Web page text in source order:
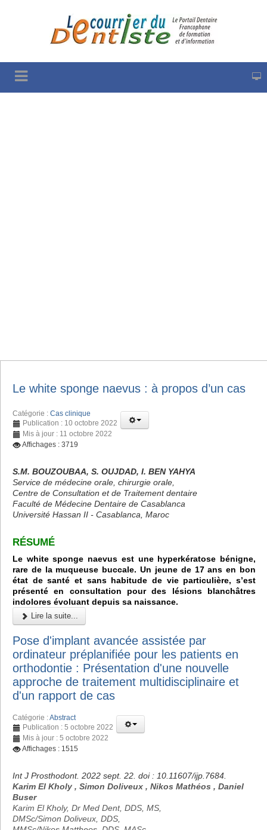
Le white sponge naevus : à propos d’un cas
Catégorie : Cas clinique
Publication : 10 octobre 2022
Mis à jour : 11 octobre 2022
Affichages : 3719
S.M. BOUZOUBAA, S. OUJDAD, I. BEN YAHYA
Service de médecine orale, chirurgie orale,
Centre de Consultation et de Traitement dentaire
Faculté de Médecine Dentaire de Casablanca
Université Hassan II - Casablanca, Maroc
RÉSUMÉ
Le white sponge naevus est une hyperkératose bénigne,
rare de la muqueuse buccale. Un jeune de 17 ans en bon
état de santé et sans habitude de vie particulière, s’est
présenté en consultation pour des lésions blanchâtres
indolores évoluant depuis sa naissance.
Lire la suite...
Pose d'implant avancée assistée par
ordinateur préplanifiée pour les patients en
orthodontie : Présentation d'une nouvelle
approche de traitement multidisciplinaire et
d'un rapport de cas
Catégorie :Abstract
Publication : 5 octobre 2022
Mis à jour : 5 octobre 2022
Affichages : 1515
Int J Prosthodont. 2022 sept. 22. doi : 10.11607/ijp.7684.
Karim El Kholy , Simon Doliveux , Nikos Mathéos , Daniel
Buser
Karim El Kholy, Dr Med Dent, DDS, MS,
DMSc/Simon Doliveux, DDS,